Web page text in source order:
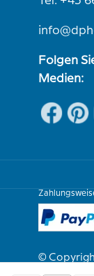
Folgen
Medien:
©